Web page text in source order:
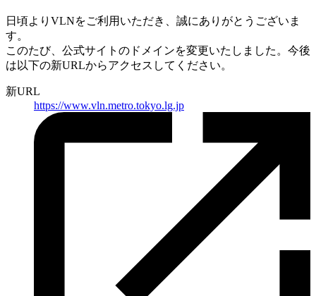
日頃よりVLNをご利用いただき、誠にありがとうございま
す。
このたび、公式サイトのドメインを変更いたしました。 今後
は以下の新URLからアクセスしてください。
新URL
https://www.vln.metro.tokyo.lg.jp